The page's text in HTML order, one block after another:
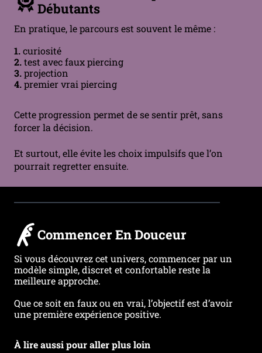
Débutants
En pratique, le parcours est souvent le même :
1.curiosité
2.test avec faux piercing
3.projection
4.premier vrai piercing
Cette progression permet de se sentir prêt, sans
forcer la décision.
Et surtout, elle évite les choix impulsifs que l’on
pourrait regretter ensuite.
Commencer En Douceur
Si vous découvrez cet univers, commencer par un
modèle simple, discret et confortable reste la
meilleure approche.
Que ce soit en faux ou en vrai, l’objectif est d’avoir
une première expérience positive.
À lire aussi pour aller plus loin